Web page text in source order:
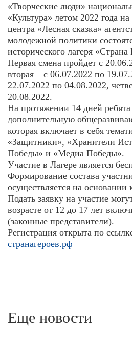
«Творческие люди»
«Культура» летом 2022 года
центра «Лесная сказка»
молодежной политики
исторического лагеря «Страна
Первая смена пройдет с
вторая – с 06.07.2022 по
22.07.2022 по 04.08.2022,
20.08.2022.
На протяжении 14 дней
дополнительную
которая включает в себя
«Защитники», «Хранители
Победы» и «Медиа Победы».
Участие в Лагере является
Формирование состава
осуществляется на основании
Подать заявку на участие
возрасте от 12 до 17 лет
(законные представители).
Регистрация открыта по
странагероев.рф
Еще новости